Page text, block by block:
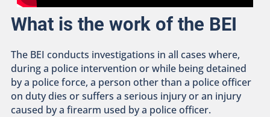
What is the work of the BEI
The BEI conducts investigations in all cases where,
during a police intervention or while being detained
by a police force, a person other than a police officer
on duty dies or suffers a serious injury or an injury
caused by a firearm used by a police officer.